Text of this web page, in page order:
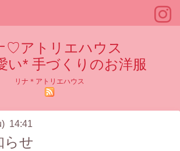
♡アトリエハウス
い* 手づくりのお洋服
リナ＊アトリエハウス
14:41
らせ